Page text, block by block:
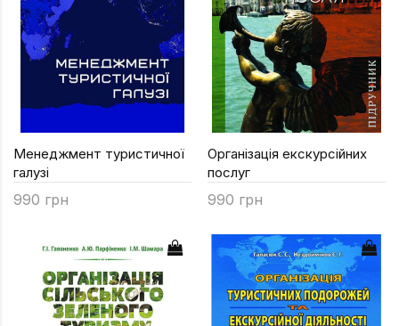
Менеджмент туристичної
галузі
990 грн
Організація екскурсійних
послуг
990 грн